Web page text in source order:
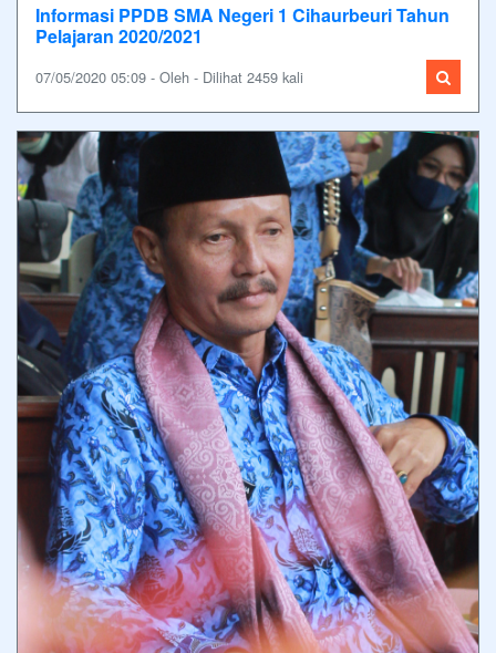
Informasi PPDB SMA Negeri 1 Cihaurbeuri Tahun
Pelajaran 2020/2021
07/05/2020 05:09 - Oleh - Dilihat 2459 kali